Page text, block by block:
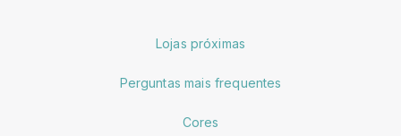
Lojas próximas
Perguntas mais frequentes
Cores